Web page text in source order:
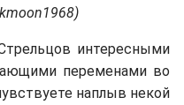
интересными
переменами во
наплыв некой